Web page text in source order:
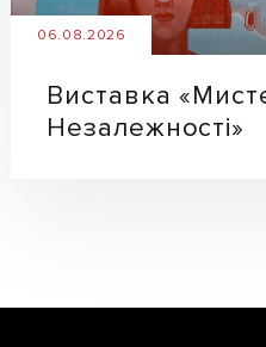
06.08.2026
Виставка
Незалежності»